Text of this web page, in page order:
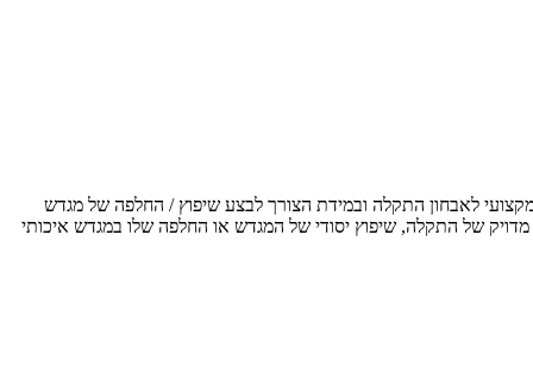
לאבחון התקלה ובמידת הצורך לבצע שיפוץ / החלפה של מגדש
מדויק של התקלה, שיפוץ יסודי של המגדש או החלפה שלו במגדש איכותי